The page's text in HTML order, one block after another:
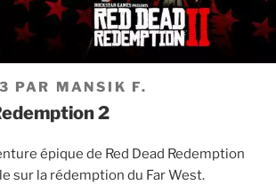
PAR MANSIK F.
2
épique de Red Dead Redemption
sur la rédemption du Far West.